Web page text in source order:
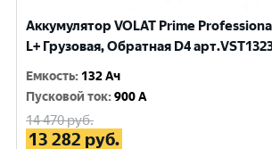
Аккумулятор VOLAT Prime
L+ Грузовая, Обратная D4
Емкость: 132 Ач
Пусковой ток:900 A
14 470руб.
13 282 руб.